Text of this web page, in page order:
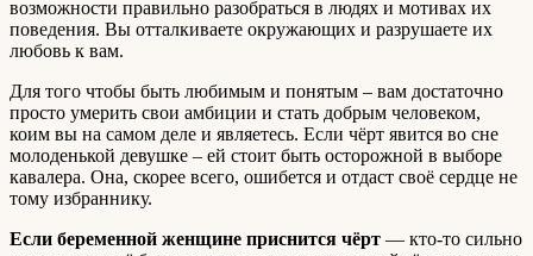
возможности правильно разобраться в людях и мотивах их
поведения. Вы отталкиваете окружающих и разрушаете их
любовь к вам.
Для того чтобы быть любимым и понятым – вам достаточно
просто умерить свои амбиции и стать добрым человеком,
коим вы на самом деле и являетесь. Если чёрт явится во сне
молоденькой девушке – ей стоит быть осторожной в выборе
кавалера. Она, скорее всего, ошибется и отдаст своё сердце не
тому избраннику.
Если беременной женщине приснится чёрт — кто-то сильно